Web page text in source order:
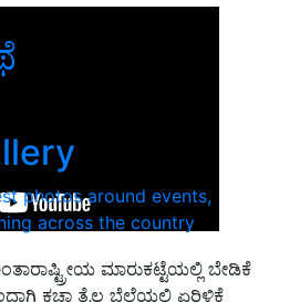
photos around events,
across the country
ಮಾರುಕಟ್ಟೆಯಲ್ಲಿ ಬೇಡಿಕೆ
ಕಚ್ಚಾ ತೈಲ ಬೆಲೆಯಲ್ಲಿ ಏರಿಳಿಕೆ